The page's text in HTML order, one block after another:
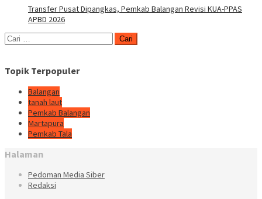
Transfer Pusat Dipangkas, Pemkab Balangan Revisi KUA-PPAS
APBD 2026
Cari
untuk:
Topik Terpopuler
Balangan
tanah laut
Pemkab Balangan
Martapura
Pemkab Tala
Halaman
Pedoman Media Siber
Redaksi